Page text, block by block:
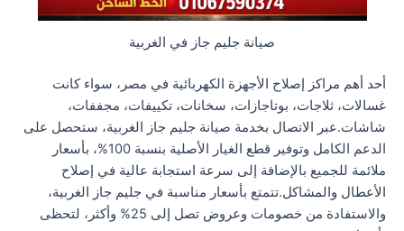
صيانة جليم جاز في الغربية
أحد أهم مراكز إصلاح الأجهزة الكهربائية في مصر، سواء كانت
غسالات، ثلاجات، بوتاجازات، سخانات، تكييفات، مجففات،
شاشات.عبر الاتصال بخدمة صيانة جليم جاز الغربية، ستحصل على
الدعم الكامل وتوفير قطع الغيار الأصلية بنسبة 100%، بأسعار
ملائمة للجميع بالإضافة إلى سرعة استجابة عالية في إصلاح
الأعطال والمشاكل.تتمتع بأسعار مناسبة في جليم جاز الغربية،
والاستفادة من خصومات وعروض تصل إلى 25% وأكثر، لتحظى